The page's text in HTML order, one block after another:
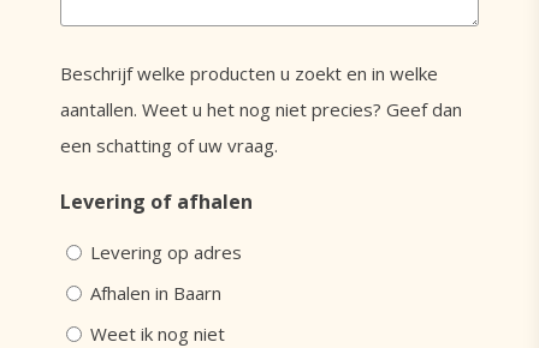
Beschrijf welke producten u zoekt en in welke
aantallen. Weet u het nog niet precies? Geef dan
een schatting of uw vraag.
Levering of afhalen
Levering op adres
Afhalen in Baarn
Weet ik nog niet